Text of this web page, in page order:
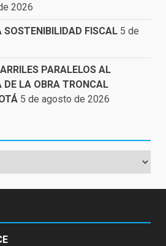
2026
FISCAL 5 de
PARALELOS AL
DE LA OBRA TRONCAL
5 de agosto de 2026